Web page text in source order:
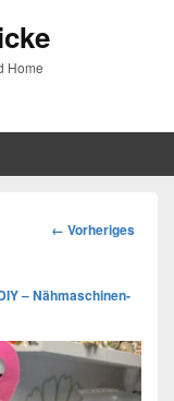
Home
Bilder-
← Vorheriges
– Nähmaschinen-